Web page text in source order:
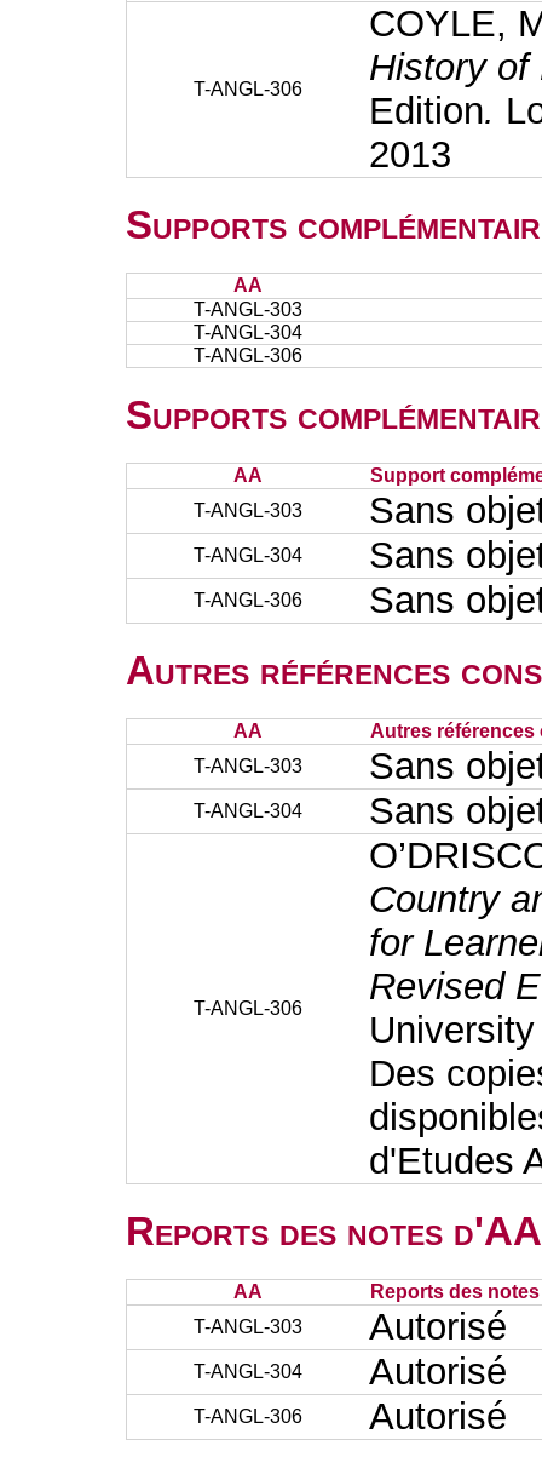
T-ANGL-306
COYLE,
History
Edition.
2013
Supports
AA
T-ANGL-303
T-ANGL-304
T-ANGL-306
Supports
AA
Support
T-ANGL-303
Sans
T-ANGL-304 Sans
T-ANGL-306 Sans
Autres références
AA
Autres références
T-ANGL-303
Sans
T-ANGL-304 Sans
T-ANGL-306
Country
for
Revised
Des
d'Etudes
Reports des notes
AA
Reports des
T-ANGL-303
Autorisé
T-ANGL-304 Autorisé
T-ANGL-306
Autorisé